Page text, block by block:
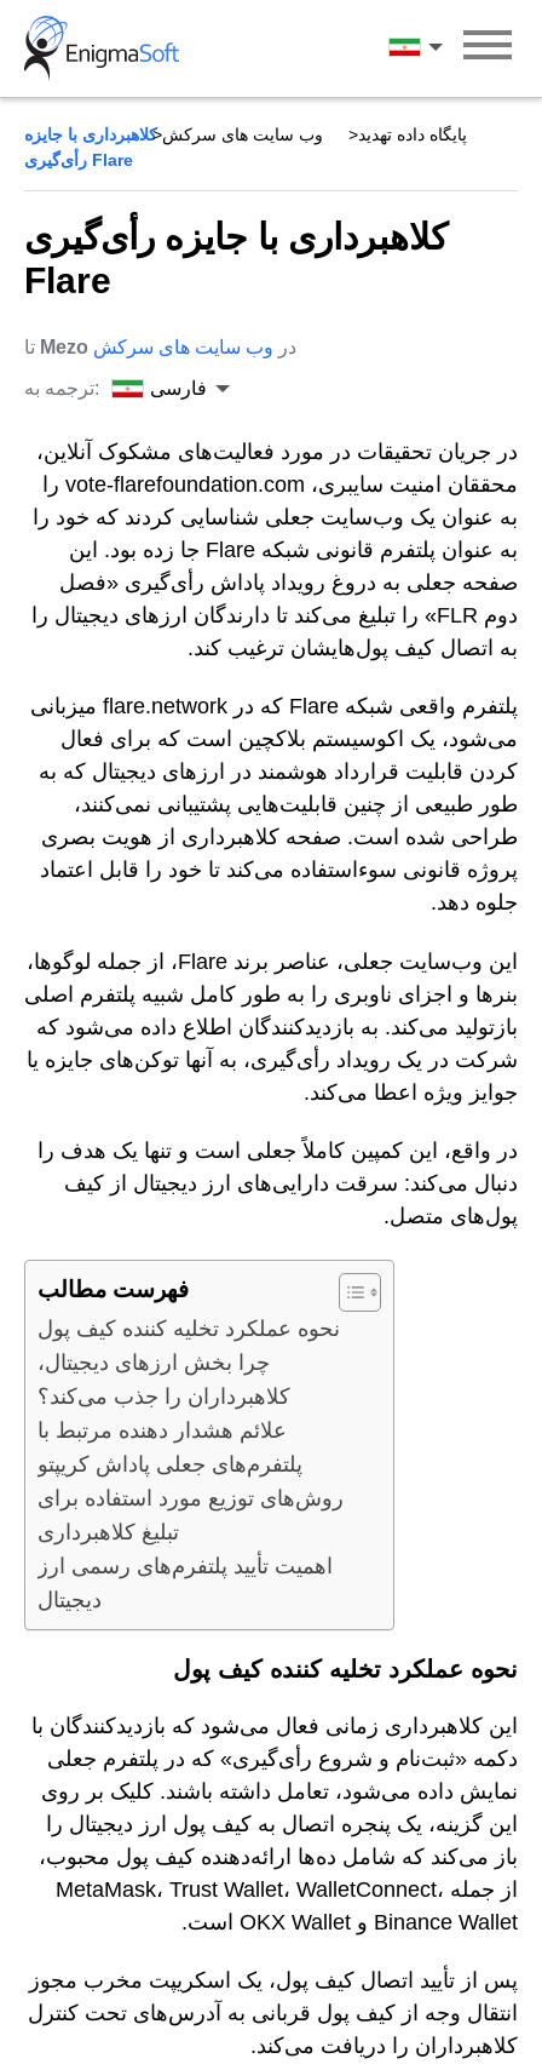
Skip
content
فارسی
پایگاه داده تهدید وب سایت های سرکش کلاهبرداری با جایزه
رأی‌گیری Flare
کلاهبرداری با جایزه رأی‌گیری
Flare
Mezo در وب سایت های سرکش
ترجمه به:
فارسی
در جریان تحقیقات در مورد فعالیت‌های مشکوک آنلاین،
محققان امنیت سایبری، vote-flarefoundation.com را
به عنوان یک وب‌سایت جعلی شناسایی کردند که خود را
به عنوان پلتفرم قانونی شبکه Flare جا زده بود. این
صفحه جعلی به دروغ رویداد پاداش رأی‌گیری «فصل
دوم FLR» را تبلیغ می‌کند تا دارندگان ارزهای دیجیتال را
به اتصال کیف پول‌هایشان ترغیب کند.
پلتفرم واقعی شبکه Flare که در flare.network میزبانی
می‌شود، یک اکوسیستم بلاکچین است که برای فعال
کردن قابلیت قرارداد هوشمند در ارزهای دیجیتال که به
طور طبیعی از چنین قابلیت‌هایی پشتیبانی نمی‌کنند،
طراحی شده است. صفحه کلاهبرداری از هویت بصری
پروژه قانونی سوءاستفاده می‌کند تا خود را قابل اعتماد
جلوه دهد.
این وب‌سایت جعلی، عناصر برند Flare، از جمله لوگوها،
بنرها و اجزای ناوبری را به طور کامل شبیه پلتفرم اصلی
بازتولید می‌کند. به بازدیدکنندگان اطلاع داده می‌شود که
شرکت در یک رویداد رأی‌گیری، به آنها توکن‌های جایزه یا
جوایز ویژه اعطا می‌کند.
در واقع، این کمپین کاملاً جعلی است و تنها یک هدف را
دنبال می‌کند: سرقت دارایی‌های ارز دیجیتال از کیف
پول‌های متصل.
فهرست مطالب
نحوه عملکرد تخلیه کننده کیف پول
چرا بخش ارزهای دیجیتال،
کلاهبرداران را جذب می‌کند؟
علائم هشدار دهنده مرتبط با
پلتفرم‌های جعلی پاداش کریپتو
روش‌های توزیع مورد استفاده برای
تبلیغ کلاهبرداری
اهمیت تأیید پلتفرم‌های رسمی ارز
دیجیتال
نحوه عملکرد تخلیه کننده کیف پول
این کلاهبرداری زمانی فعال می‌شود که بازدیدکنندگان با
دکمه «ثبت‌نام و شروع رأی‌گیری» که در پلتفرم جعلی
نمایش داده می‌شود، تعامل داشته باشند. کلیک بر روی
این گزینه، یک پنجره اتصال به کیف پول ارز دیجیتال را
باز می‌کند که شامل ده‌ها ارائه‌دهنده کیف پول محبوب،
از جمله MetaMask، Trust Wallet، WalletConnect،
Binance Wallet و OKX Wallet است.
پس از تأیید اتصال کیف پول، یک اسکریپت مخرب مجوز
انتقال وجه از کیف پول قربانی به آدرس‌های تحت کنترل
کلاهبرداران را دریافت می‌کند.